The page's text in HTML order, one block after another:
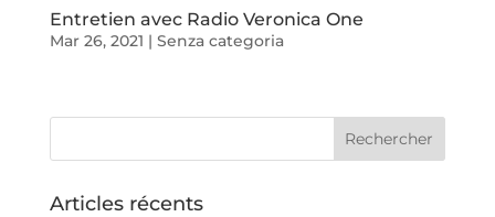
Entretien avec Radio Veronica One
Mar 26, 2021 | Senza categoria
Articles récents